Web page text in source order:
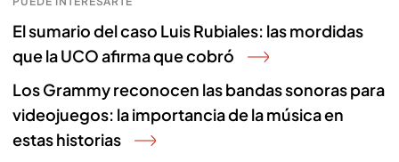
El sumario del caso Luis Rubiales: las mordidas
que la UCO afirma que cobró
Los Grammy reconocen las bandas sonoras para
videojuegos: la importancia de la música en
estas historias